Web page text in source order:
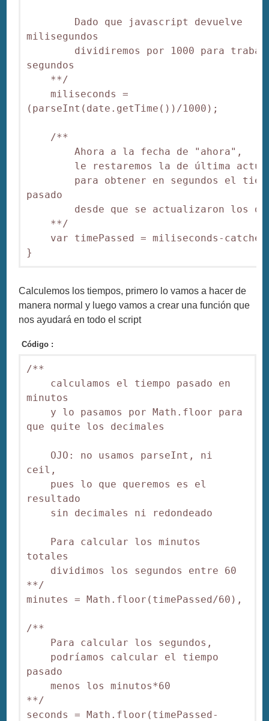
Dado que javascript devuelve
milisegundos
dividiremos por 1000 para
segundos
**/
miliseconds =
(parseInt(date.getTime())/1000);
/**
Ahora a la fecha de "ahora",
le restaremos la de última
para obtener en segundos el
pasado
desde que se actualizaron los
**/
var timePassed = miliseconds-
}
Calculemos los tiempos, primero lo vamos a hacer de
manera normal y luego vamos a crear una función que
nos ayudará en todo el script
Código :
/**
calculamos el tiempo pasado en
minutos
y lo pasamos por Math.floor para
que quite los decimales
OJO: no usamos parseInt, ni
ceil,
pues lo que queremos es el
resultado
sin decimales ni redondeado
Para calcular los minutos
totales
dividimos los segundos entre 60
**/
minutes = Math.floor(timePassed/60),
/**
Para calcular los segundos,
podríamos calcular el tiempo
pasado
menos los minutos*60
**/
seconds = Math.floor(timePassed-